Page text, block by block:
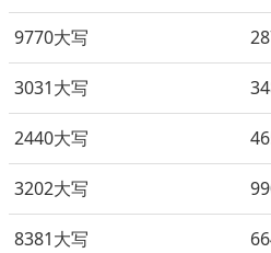
9770大写
3031大写
2440大写
3202大写
8381大写